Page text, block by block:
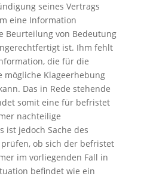
seines Vertrags
eine Information
Beurteilung von Bedeutung
ist. Ihm fehlt
die für die
mögliche Klageerhebung
Das in Rede stehende
somit eine für befristet
nachteilige
ist jedoch Sache des
ob sich der befristet
im vorliegenden Fall in
befindet wie ein